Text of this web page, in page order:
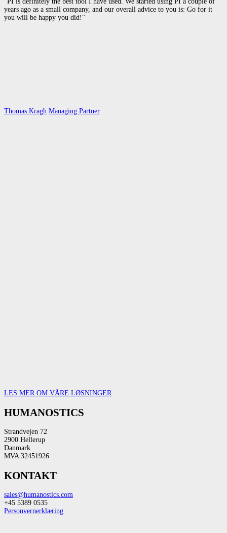
years ago as a small company, and our overall advice to you is: Go for it
you will be happy you did!"
Thomas Kragh Managing Partner
LES MER OM VÅRE LØSNINGER
HUMANOSTICS
Strandvejen 72
2900 Hellerup
Danmark
MVA 32451926
KONTAKT
sales@humanostics.com
+45 5389 0535
Personvernerklæring